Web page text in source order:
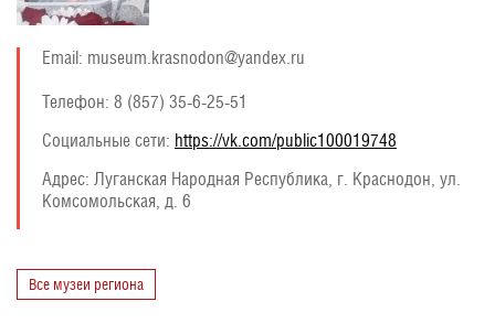
Email: museum.krasnodon@yandex.ru
Телефон: 8 (857) 35-6-25-51
Социальные сети: https://vk.com/public100019748
Адрес: Луганская Народная Республика, г. Краснодон, ул.
Комсомольская, д. 6
Все музеи региона